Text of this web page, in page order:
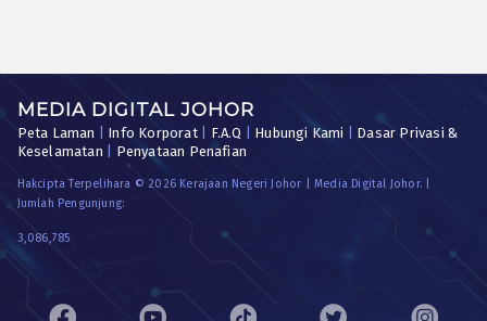
MEDIA DIGITAL JOHOR
Peta Laman Info Korporat| F.A.Q Hubungi Kami
Dasar Privasi &
Keselamatan
Penyataan Penafian
Hakcipta Terpelihara © 2026 Kerajaan Negeri Johor | Media Digital Johor. |
Jumlah Pengunjung:
3,086,785